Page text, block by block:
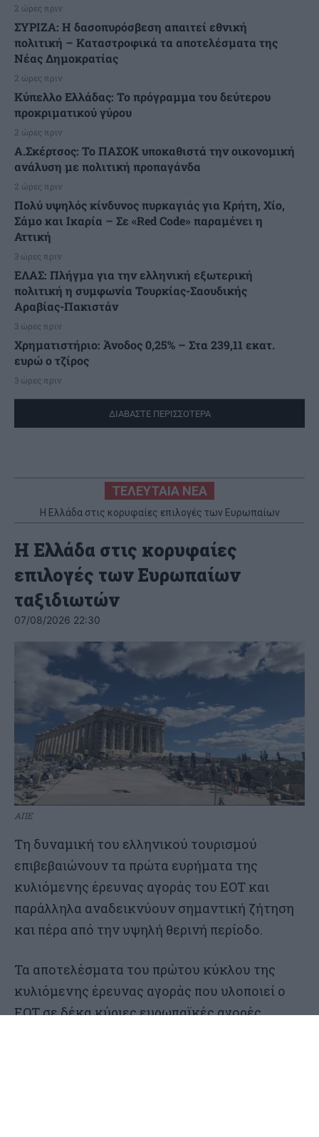
2 ώρες πριν
ΣΥΡΙΖΑ: Η δασοπυρόσβεση απαιτεί εθνική
πολιτική – Καταστροφικά τα αποτελέσματα της
Νέας Δημοκρατίας
2 ώρες πριν
Κύπελλο Ελλάδας: Το πρόγραμμα του δεύτερου
προκριματικού γύρου
2 ώρες πριν
Α.Σκέρτσος: Το ΠΑΣΟΚ υποκαθιστά την οικονομική
ανάλυση με πολιτική προπαγάνδα
2 ώρες πριν
Πολύ υψηλός κίνδυνος πυρκαγιάς για Κρήτη, Χίο,
Σάμο και Ικαρία – Σε «Red Code» παραμένει η
Αττική
3 ώρες πριν
ΕΛΑΣ: Πλήγμα για την ελληνική εξωτερική
πολιτική η συμφωνία Τουρκίας-Σαουδικής
Αραβίας-Πακιστάν
3 ώρες πριν
Χρηματιστήριο: Άνοδος 0,25% – Στα 239,11 εκατ.
ευρώ ο τζίρος
3 ώρες πριν
ΔΙΑΒΑΣΤΕ ΠΕΡΙΣΣΟΤΕΡΑ